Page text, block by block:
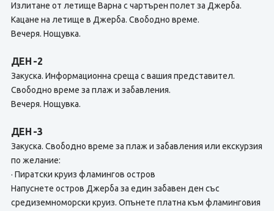
Излитане от летище Варна с чартърен полет за Джерба.
Кацане на летище в Джерба. Свободно време.
Вечеря. Нощувка.
ДЕН -2
Закуска. Информационна среща с вашия представител.
Свободно време за плаж и забавления.
Вечеря. Нощувка.
ДЕН -3
Закуска. Свободно време за плаж и забавления или екскурзия
по желание:
· Пиратски круиз фламингов остров
Напуснете остров Джерба за един забавен ден със
средиземноморски круиз. Опънете платна към фламинговия